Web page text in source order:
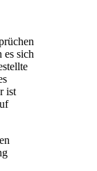
es sich
ist